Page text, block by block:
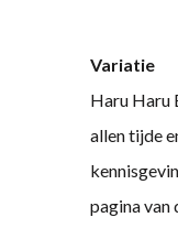
Variatie
Haru Haru
allen tijde
pagina van